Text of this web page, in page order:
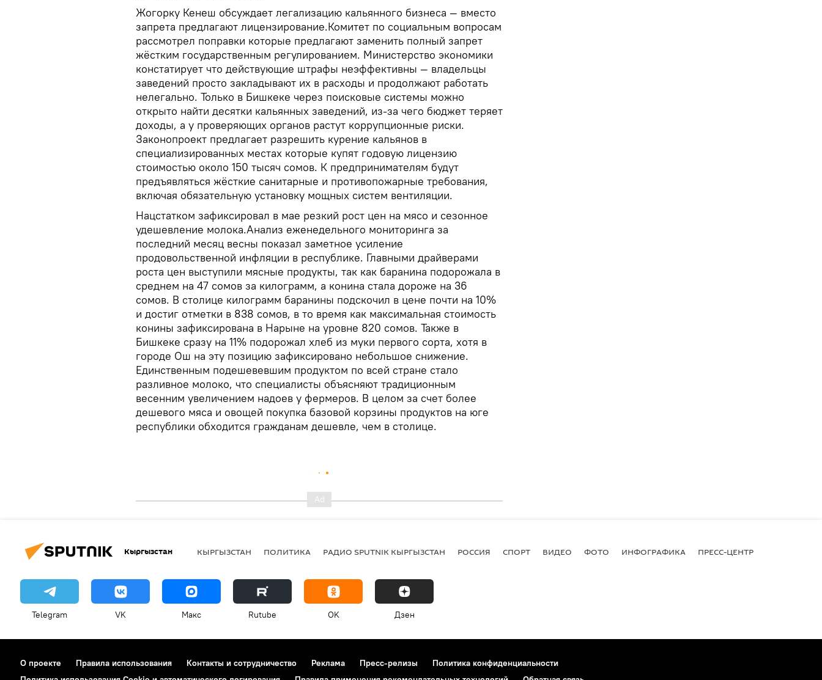
Жогорку Кенеш обсуждает легализацию кальянного бизнеса — вместо
запрета предлагают лицензирование.Комитет по социальным вопросам
рассмотрел поправки которые предлагают заменить полный запрет
жёстким государственным регулированием. Министерство экономики
констатирует что действующие штрафы неэффективны — владельцы
заведений просто закладывают их в расходы и продолжают работать
нелегально. Только в Бишкеке через поисковые системы можно
открыто найти десятки кальянных заведений, из-за чего бюджет теряет
доходы, а у проверяющих органов растут коррупционные риски.
Законопроект предлагает разрешить курение кальянов в
специализированных местах которые купят годовую лицензию
стоимостью около 150 тысяч сомов. К предпринимателям будут
предъявляться жёсткие санитарные и противопожарные требования,
включая обязательную установку мощных систем вентиляции.
Нацстатком зафиксировал в мае резкий рост цен на мясо и сезонное
удешевление молока.Анализ еженедельного мониторинга за
последний месяц весны показал заметное усиление
продовольственной инфляции в республике. Главными драйверами
роста цен выступили мясные продукты, так как баранина подорожала в
среднем на 47 сомов за килограмм, а конина стала дороже на 36
сомов. В столице килограмм баранины подскочил в цене почти на 10%
и достиг отметки в 838 сомов, в то время как максимальная стоимость
конины зафиксирована в Нарыне на уровне 820 сомов. Также в
Бишкеке сразу на 11% подорожал хлеб из муки первого сорта, хотя в
городе Ош на эту позицию зафиксировано небольшое снижение.
Единственным подешевевшим продуктом по всей стране стало
разливное молоко, что специалисты объясняют традиционным
весенним увеличением надоев у фермеров. В целом за счет более
дешевого мяса и овощей покупка базовой корзины продуктов на юге
республики обходится гражданам дешевле, чем в столице.
Кыргызстан КЫРГЫЗСТАН ПОЛИТИКА РАДИО SPUTNIK КЫРГЫЗСТАН РОССИЯ СПОРТ ВИДЕО ФОТО ИНФОГРАФИКА ПРЕСС-ЦЕНТР
Telegram VK Макс Rutube OK Дзен
О проекте Правила использования Контакты и сотрудничество Реклама Пресс-релизы
Политика конфиденциальности